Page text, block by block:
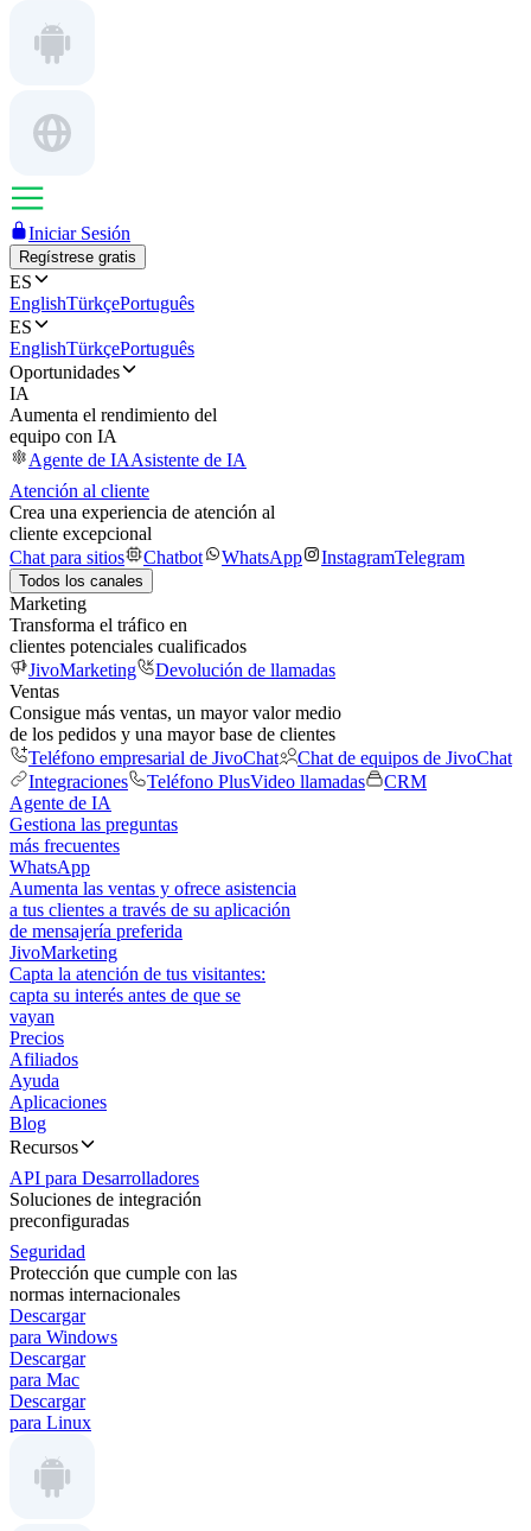
Iniciar Sesión
Regístrese gratis
ES
EnglishTürkçePortuguês
ES
EnglishTürkçePortuguês
Oportunidades
IA
Aumenta el rendimiento del
equipo con IA
Agente de IAAsistente de IA
Atención al cliente
Crea una experiencia de atención al
cliente excepcional
Chat para sitios
Chatbot WhatsApp InstagramTelegram
Todos los canales
Marketing
Transforma el tráfico en
clientes potenciales cualificados
JivoMarketing
Devolución de llamadas
Ventas
Consigue más ventas, un mayor valor medio
de los pedidos y una mayor base de clientes
Teléfono empresarial de JivoChat
Chat de equipos de JivoChat
Integraciones
Teléfono PlusVideo llamadas
CRM
Agente de IA
Gestiona las preguntas
más frecuentes
WhatsApp
Aumenta las ventas y ofrece asistencia
a tus clientes a través de su aplicación
de mensajería preferida
JivoMarketing
Capta la atención de tus visitantes:
capta su interés antes de que se
vayan
Precios
Afiliados
Ayuda
Aplicaciones
Blog
Recursos
API para Desarrolladores
Soluciones de integración
preconfiguradas
Seguridad
Protección que cumple con las
normas internacionales
Descargar
para Windows
Descargar
para Mac
Descargar
para Linux